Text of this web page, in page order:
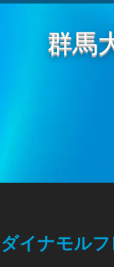
群馬
ダイナモル